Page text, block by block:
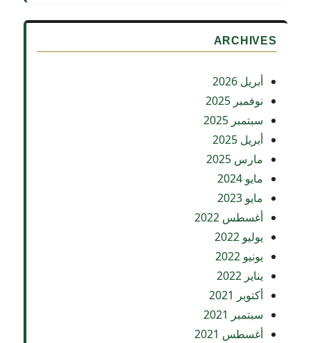
يكون
مساس
ARCHIVES
أبريل 2026
نوفمبر 2025
سبتمبر 2025
أبريل 2025
مارس 2025
مايو 2024
مايو 2023
أغسطس 2022
يوليو 2022
يونيو 2022
يناير 2022
أكتوبر 2021
سبتمبر 2021
أغسطس 2021